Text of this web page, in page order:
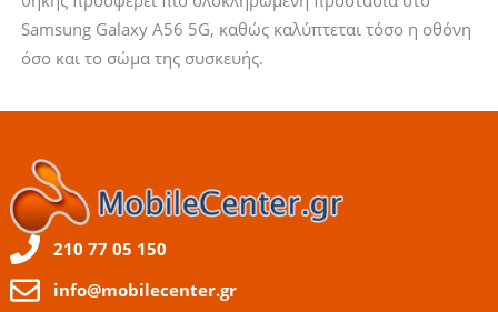
Samsung Galaxy A56 5G, καθώς καλύπτεται τόσο η οθόνη
όσο και το σώμα της συσκευής.
210 77 05 150
info@mobilecenter.gr